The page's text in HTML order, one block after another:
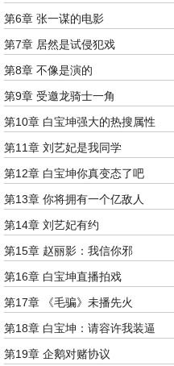
第6章 张一谋的电影
第7章 居然是试侵犯戏
第8章 不像是演的
第9章 受邀龙骑士一角
第10章 白宝坤强大的热搜属性
第11章 刘艺妃是我同学
第12章 白宝坤你真变态了吧
第13章 你将拥有一个亿敌人
第14章 刘艺妃有约
第15章 赵丽影：我信你邪
第16章 白宝坤直播拍戏
第17章 《毛骗》未播先火
第18章 白宝坤：请容许我装逼
第19章 企鹅对赌协议